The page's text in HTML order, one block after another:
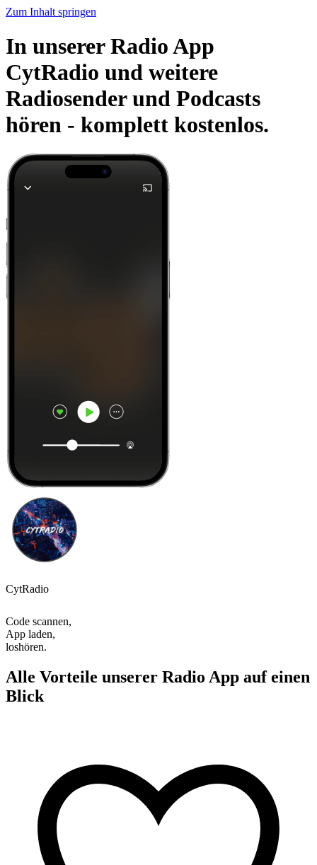
Zum Inhalt springen
In unserer Radio App
CytRadio und weitere
Radiosender und Podcasts
hören - komplett kostenlos.
CytRadio
Code scannen,
App laden,
loshören.
Alle Vorteile unserer Radio App auf einen
Blick